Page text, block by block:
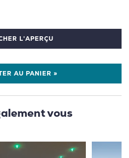
L'APERÇU
AU PANIER »
vous